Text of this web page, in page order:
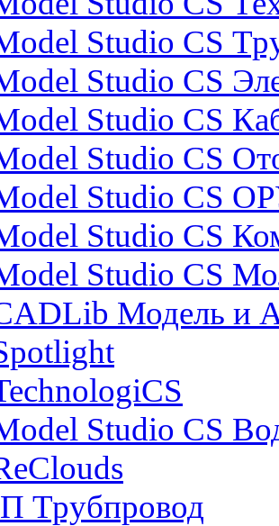
Studio CS
Studio CS
Studio CS
Studio CS
Studio CS
Studio CS
Studio CS
Модель и
Studio CS
Трубпровод